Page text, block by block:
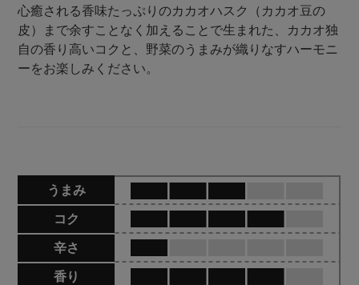
心癒される香味たっぷりのカカオハスク（カカオ豆の
皮）まで余すことなく加えることで生まれた、カカオ独
自の香り高いコクと、野菜のうまみが織りなすハーモニ
ーをお楽しみください。
うまみ
コク
辛さ
香り